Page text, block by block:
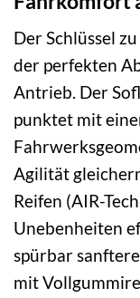
Der Schlüssel
der perfekten
Antrieb. Der
punktet mit
Agilität
Reifen (AIR-
Unebenheiten
spürbar
mit